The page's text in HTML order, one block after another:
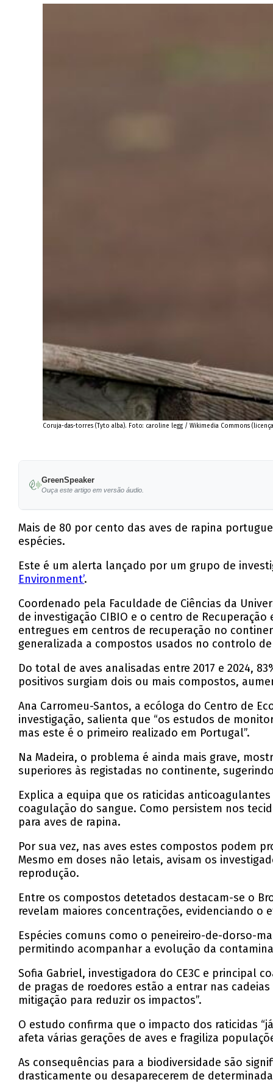
Coruja-das-torres (Tyto alba). Foto: caroline legg / Wikimedia Commons (licença
GreenSpeaker
Ouça este artigo em versão áudio.
Mais de 80 por cento das aves de rapina
espécies.
Este é um alerta lançado por um grupo de
Environment’.
Coordenado pela Faculdade de Ciências da
de investigação CIBIO e o centro de
entregues em centros de recuperação no
generalizada a compostos usados no controlo
Do total de aves analisadas entre 2017 e 2024,
positivos surgiam dois ou mais compostos,
Ana Carromeu-Santos, a ecóloga do Centro de
investigação, salienta que “os estudos de
mas este é o primeiro realizado em Portugal”.
Na Madeira, o problema é ainda mais grave,
superiores às registadas no continente,
Explica a equipa que os raticidas
coagulação do sangue. Como persistem nos
para aves de rapina.
Por sua vez, nas aves estes compostos podem
Mesmo em doses não letais, avisam os
reprodução.
Entre os compostos detetados destacam-se o
revelam maiores concentrações, evidenciando
Espécies comuns como o peneireiro-de-dorso-
permitindo acompanhar a evolução da
Sofia Gabriel, investigadora do CE3C e
de pragas de roedores estão a entrar nas
mitigação para reduzir os impactos”.
O estudo confirma que o impacto dos raticidas
afeta várias gerações de aves e fragiliza
As consequências para a biodiversidade são
drasticamente ou desaparecerem de